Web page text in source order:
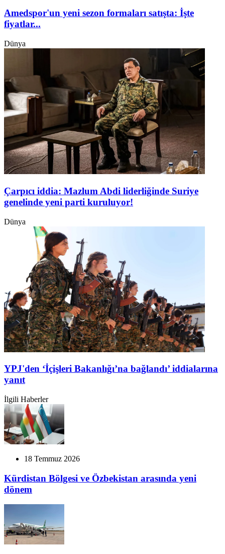
Amedspor'un yeni sezon formaları satışta: İşte
fiyatlar...
Dünya
Çarpıcı iddia: Mazlum Abdi liderliğinde Suriye
genelinde yeni parti kuruluyor!
Dünya
YPJ'den ‘İçişleri Bakanlığı’na bağlandı’ iddialarına
yanıt
İlgili Haberler
18 Temmuz 2026
Kürdistan Bölgesi ve Özbekistan arasında yeni
dönem